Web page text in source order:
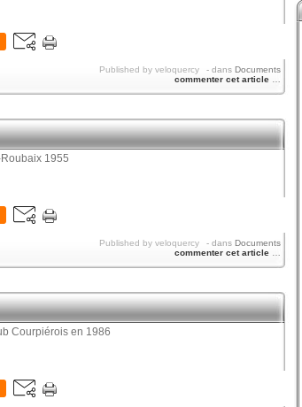
Published by veloquercy - dans Documents
commenter cet article
Published by veloquercy - dans Documents
commenter cet article